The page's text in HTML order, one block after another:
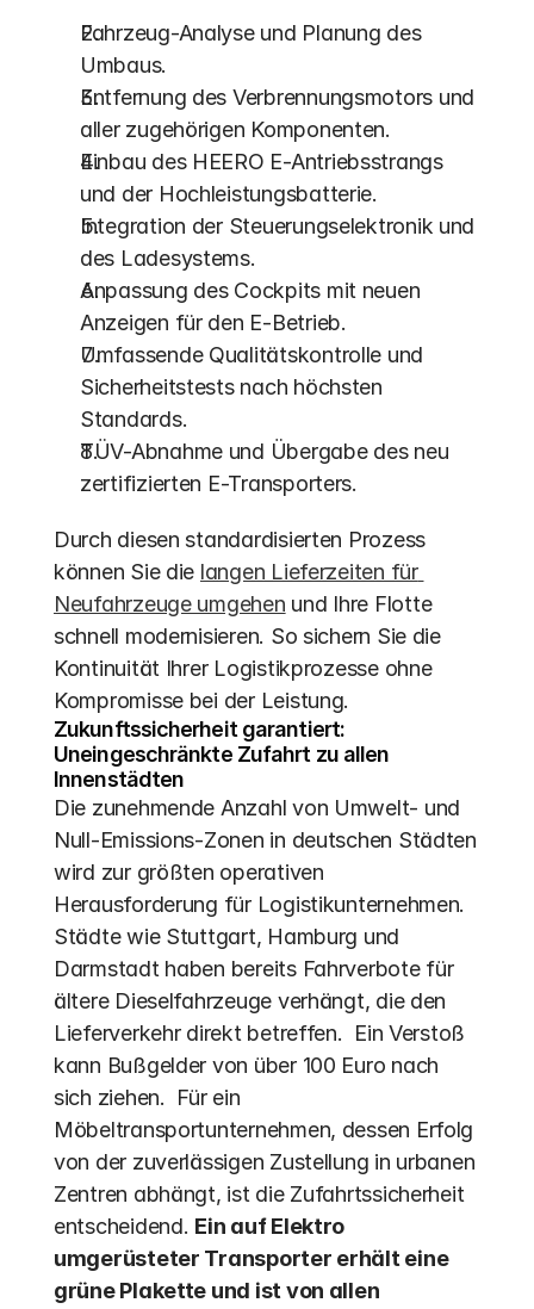
Fahrzeug-Analyse und Planung des
Umbaus.
Entfernung des Verbrennungsmotors und
aller zugehörigen Komponenten.
Einbau des HEERO E-Antriebsstrangs
und der Hochleistungsbatterie.
Integration der Steuerungselektronik und
des Ladesystems.
Anpassung des Cockpits mit neuen
Anzeigen für den E-Betrieb.
Umfassende Qualitätskontrolle und
Sicherheitstests nach höchsten
Standards.
TÜV-Abnahme und Übergabe des neu
zertifizierten E-Transporters.
Durch diesen standardisierten Prozess
können Sie die langen Lieferzeiten für
Neufahrzeuge umgehen und Ihre Flotte
schnell modernisieren. So sichern Sie die
Kontinuität Ihrer Logistikprozesse ohne
Kompromisse bei der Leistung.
Zukunftssicherheit garantiert:
Uneingeschränkte Zufahrt zu allen
Innenstädten
Die zunehmende Anzahl von Umwelt- und
Null-Emissions-Zonen in deutschen Städten
wird zur größten operativen
Herausforderung für Logistikunternehmen.
Städte wie Stuttgart, Hamburg und
Darmstadt haben bereits Fahrverbote für
ältere Dieselfahrzeuge verhängt, die den
Lieferverkehr direkt betreffen.  Ein Verstoß
kann Bußgelder von über 100 Euro nach
sich ziehen.  Für ein
Möbeltransportunternehmen, dessen Erfolg
von der zuverlässigen Zustellung in urbanen
Zentren abhängt, ist die Zufahrtssicherheit
entscheidend. Ein auf Elektro
umgerüsteter Transporter erhält eine
grüne Plakette und ist von allen